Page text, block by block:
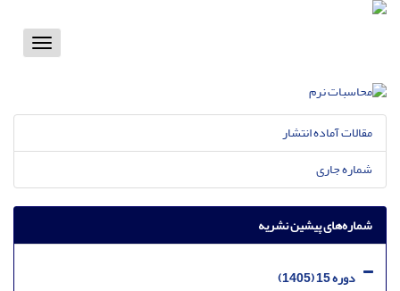
Toggle
مقالات آماده انتشار
شماره جاری
شماره‌های پیشین نشریه
دوره 15 (1405)